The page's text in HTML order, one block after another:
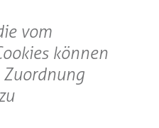
vom
können